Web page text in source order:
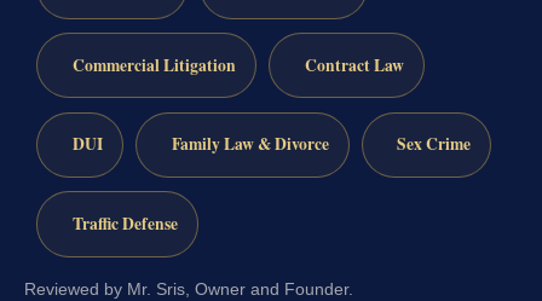
Commercial Litigation Contract Law
DUI Family Law & Divorce Sex Crime
Traffic Defense
Reviewed by Mr. Sris, Owner and Founder.